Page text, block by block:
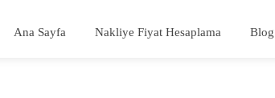
Ana Sayfa Nakliye Fiyat Hesaplama Blog